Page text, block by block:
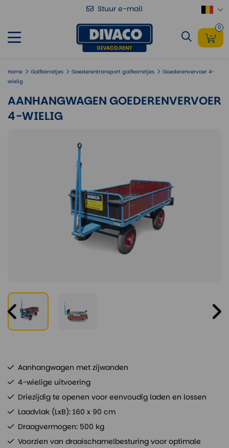
Stuur e-mail
0
Home Golfkarretjes Goederentransport golfkarretjes
Goederenvervoer 4-
wielig
AANHANGWAGEN GOEDERENVERVOER
4-WIELIG
Aanhangwagen met zijwanden
4-wielige uitvoering
Driezijdig te openen voor eenvoudig laden en lossen
Laadvlak (LxB): 160 x 90 cm
Draagvermogen: 500 kg
Voorzien van draaischamelbesturing voor optimale